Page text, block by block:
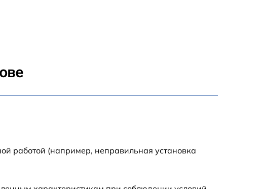
работой (например, неправильная установка